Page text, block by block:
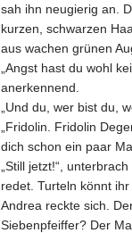
sah ihn neugierig an.
kurzen, schwarzen
aus wachen grünen
„Angst hast du wohl
anerkennend.
„Und du, wer bist du,
„Fridolin. Fridolin
dich schon ein paar
„Still jetzt!“,
redet. Turteln könnt ihr
Andrea reckte sich.
Siebenpfeiffer? Der